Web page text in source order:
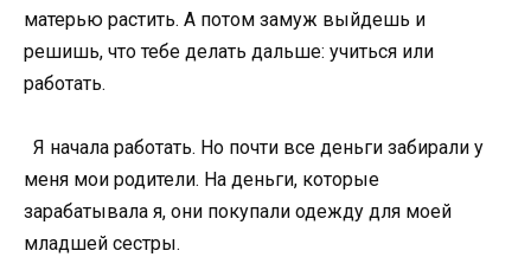
матерью растить. А потом замуж выйдешь и
решишь, что тебе делать дальше: учиться или
работать.
Я начала работать. Но почти все деньги забирали у
меня мои родители. На деньги, которые
зарабатывала я, они покупали одежду для моей
младшей сестры.